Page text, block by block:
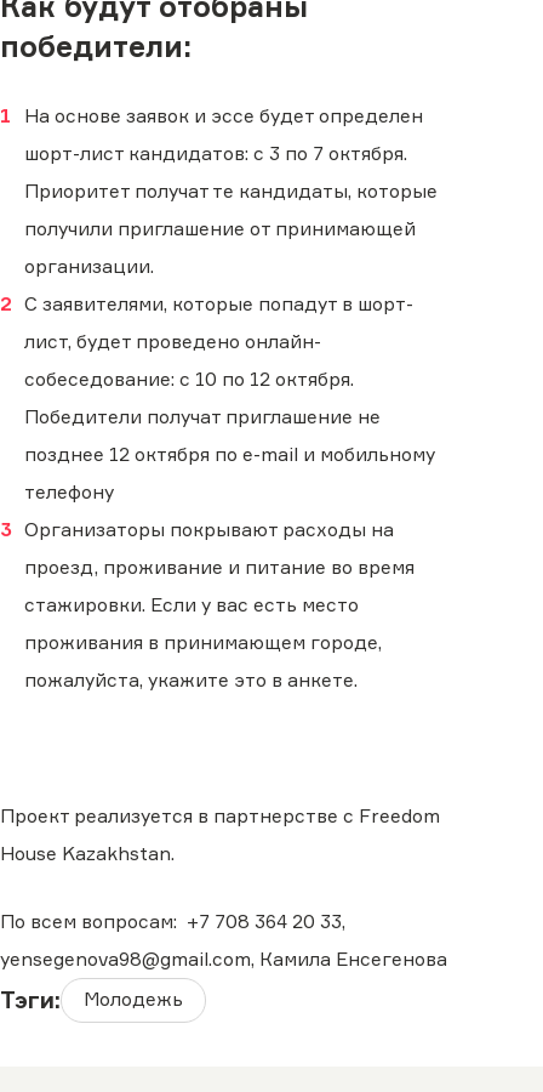
Как будут отобраны
победители:
На основе заявок и эссе будет определен
шорт-лист кандидатов: с 3 по 7 октября.
Приоритет получат те кандидаты, которые
получили приглашение от принимающей
организации.
С заявителями, которые попадут в шорт-
лист, будет проведено онлайн-
собеседование: с 10 по 12 октября.
Победители получат приглашение не
позднее 12 октября по e-mail и мобильному
телефону
Организаторы покрывают расходы на
проезд, проживание и питание во время
стажировки. Если у вас есть место
проживания в принимающем городе,
пожалуйста, укажите это в анкете.
Проект реализуется в партнерстве с Freedom
House Kazakhstan.
По всем вопросам: +7 708 364 20 33,
yensegenova98@gmail.com, Камила Енсегенова
Тэги: Молодежь